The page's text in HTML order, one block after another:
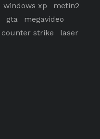
windows xp
metin2
gta
megavideo
counter strike laser